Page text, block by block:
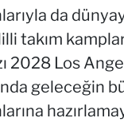
da
takım
2028 Los
geleceğin